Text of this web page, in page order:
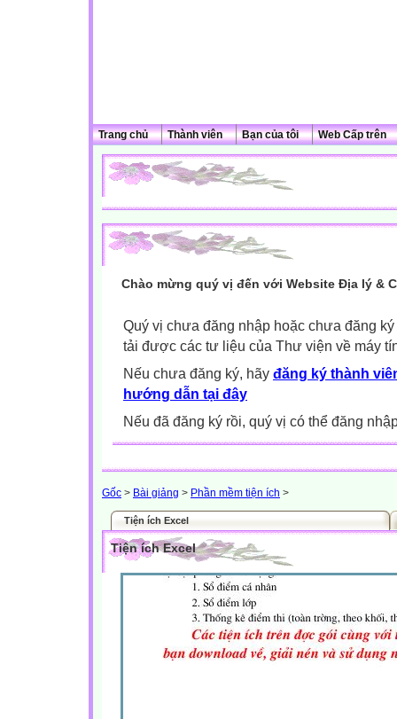
Trang chủ Thành viên Bạn của tôi Web Cấp trên
Chào mừng quý vị đến với Website Địa lý &
Quý vị chưa đăng nhập hoặc chưa đăng
tải được các tư liệu của Thư viện về máy
Nếu chưa đăng ký, hãy đăng ký thành
hướng dẫn tại đây
Nếu đã đăng ký rồi, quý vị có thể đăng
Gốc > Bài giảng > Phần mềm tiện ích >
Tiện ích Excel
Tiện ích Excel